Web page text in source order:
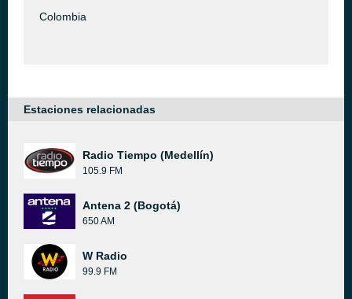
Colombia
Estaciones relacionadas
Radio Tiempo (Medellín)
105.9 FM
Antena 2 (Bogotá)
650 AM
W Radio
99.9 FM